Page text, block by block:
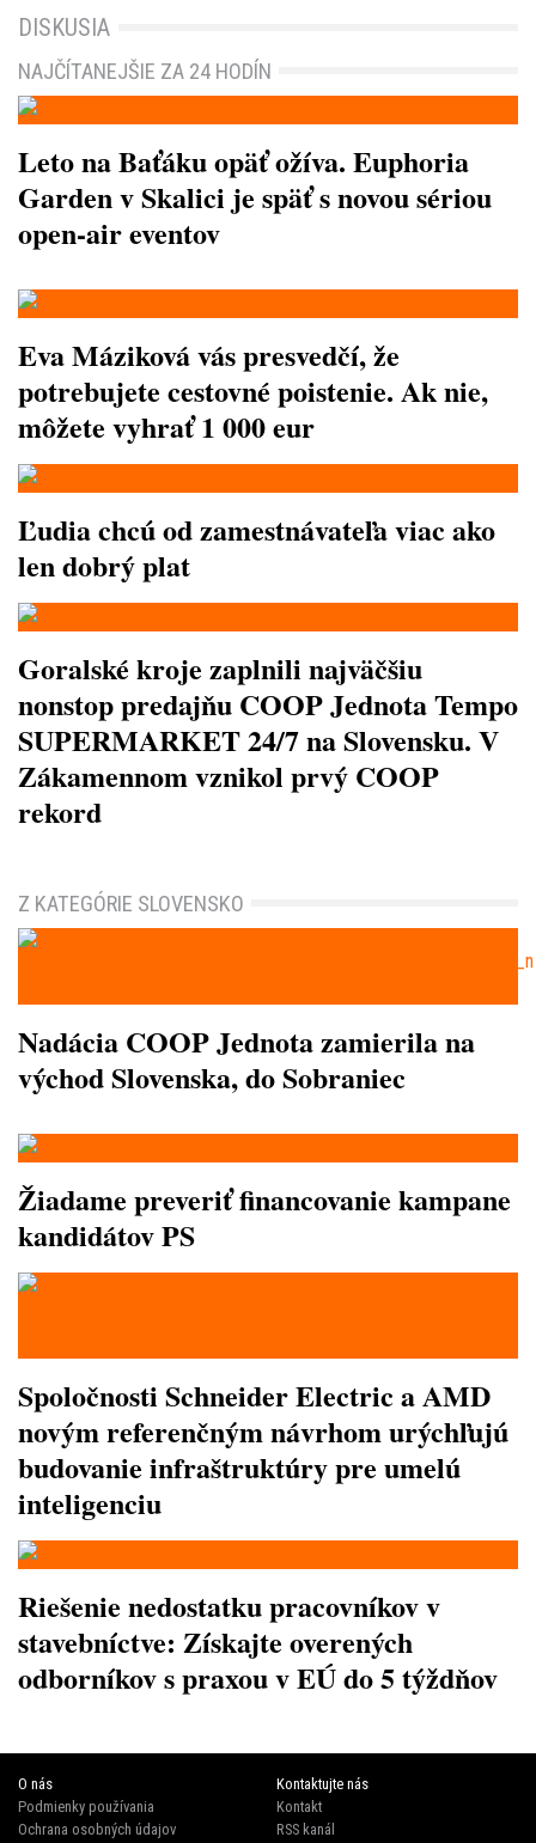
DISKUSIA
NAJČÍTANEJŠIE ZA 24 HODÍN
Leto na Baťáku opäť ožíva. Euphoria
Garden v Skalici je späť s novou sériou
open-air eventov
Eva Máziková vás presvedčí, že
potrebujete cestovné poistenie. Ak nie,
môžete vyhrať 1 000 eur
Ľudia chcú od zamestnávateľa viac ako
len dobrý plat
Goralské kroje zaplnili najväčšiu
nonstop predajňu COOP Jednota Tempo
SUPERMARKET 24/7 na Slovensku. V
Zákamennom vznikol prvý COOP
rekord
Z KATEGÓRIE SLOVENSKO
Nadácia COOP Jednota zamierila na
východ Slovenska, do Sobraniec
Žiadame preveriť financovanie kampane
kandidátov PS
Spoločnosti Schneider Electric a AMD
novým referenčným návrhom urýchľujú
budovanie infraštruktúry pre umelú
inteligenciu
Riešenie nedostatku pracovníkov v
stavebníctve: Získajte overených
odborníkov s praxou v EÚ do 5 týždňov
O nás
Podmienky používania
Ochrana osobných údajov
Kontaktujte nás
Kontakt
RSS kanál